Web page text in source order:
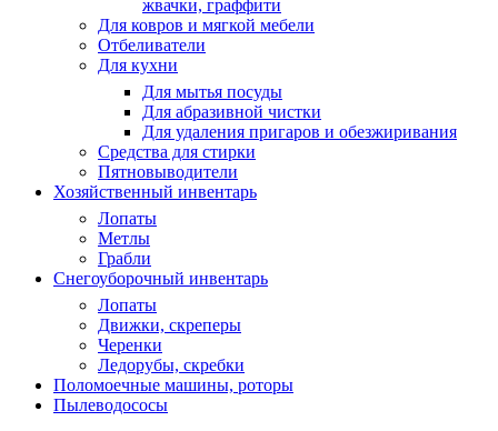
жвачки, граффити
Для ковров и мягкой мебели
Отбеливатели
Для кухни
Для мытья посуды
Для абразивной чистки
Для удаления пригаров и обезжиривания
Средства для стирки
Пятновыводители
Хозяйственный инвентарь
Лопаты
Метлы
Грабли
Снегоуборочный инвентарь
Лопаты
Движки, скреперы
Черенки
Ледорубы, скребки
Поломоечные машины, роторы
Пылеводососы